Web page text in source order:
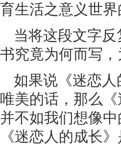
育生活之意义世界
当将这段文字
书究竟为何而写
如果说《迷恋
唯美的话，那么
并不如我们想像
《迷恋人的成长